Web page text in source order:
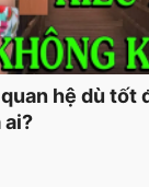
hệ dù tốt
ai?